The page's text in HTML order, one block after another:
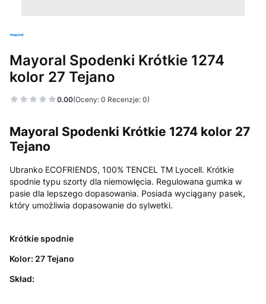
Mayoral Spodenki Krótkie 1274
kolor 27 Tejano
0.00(Oceny: 0 Recenzje: 0)
Mayoral Spodenki Krótkie 1274 kolor 27
Tejano
Ubranko ECOFRIENDS, 100% TENCEL TM Lyocell. Krótkie
spodnie typu szorty dla niemowlęcia. Regulowana gumka w
pasie dla lepszego dopasowania. Posiada wyciągany pasek,
który umożliwia dopasowanie do sylwetki.
Krótkie spodnie
Kolor: 27 Tejano
Skład: